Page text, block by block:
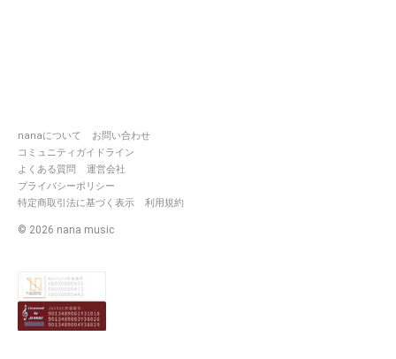
nanaについて
お問い合わせ
コミュニティガイドライン
よくある質問
運営会社
プライバシーポリシー
特定商取引法に基づく表示
利用規約
© 2026 nana music